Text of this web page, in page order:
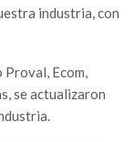
industria, con
Proval, Ecom,
se actualizaron